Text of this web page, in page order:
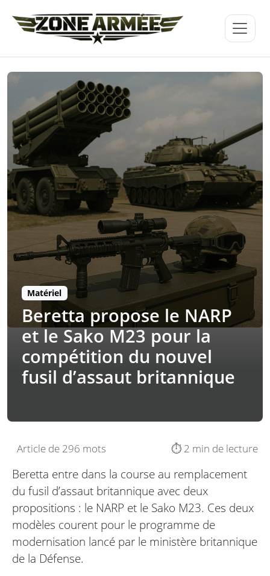
Matériel
Beretta propose le NARP
et le Sako M23 pour la
compétition du nouvel
fusil d’assaut britannique
Article de 296 mots ⏱️ 2 min de lecture
Beretta entre dans la course au remplacement
du fusil d’assaut britannique avec deux
propositions : le NARP et le Sako M23. Ces deux
modèles courent pour le programme de
modernisation lancé par le ministère britannique
de la Défense.